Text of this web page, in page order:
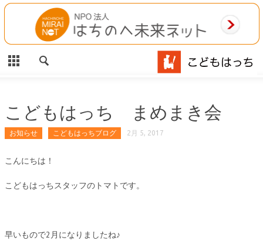
CLOSE
HOME
相談事業
MAP
お問合わせ
こどもはっち まめまき会
お知らせ こどもはっちブログ 2月 5, 2017
こんにちは！
こどもはっちスタッフのトマトです。
早いもので2月になりましたね♪